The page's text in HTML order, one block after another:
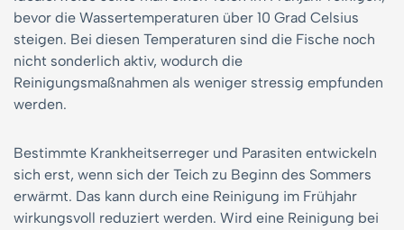
bevor die Wassertemperaturen über 10 Grad Celsius
steigen. Bei diesen Temperaturen sind die Fische noch
nicht sonderlich aktiv, wodurch die
Reinigungsmaßnahmen als weniger stressig empfunden
werden.
Bestimmte Krankheitserreger und Parasiten entwickeln
sich erst, wenn sich der Teich zu Beginn des Sommers
erwärmt. Das kann durch eine Reinigung im Frühjahr
wirkungsvoll reduziert werden. Wird eine Reinigung bei